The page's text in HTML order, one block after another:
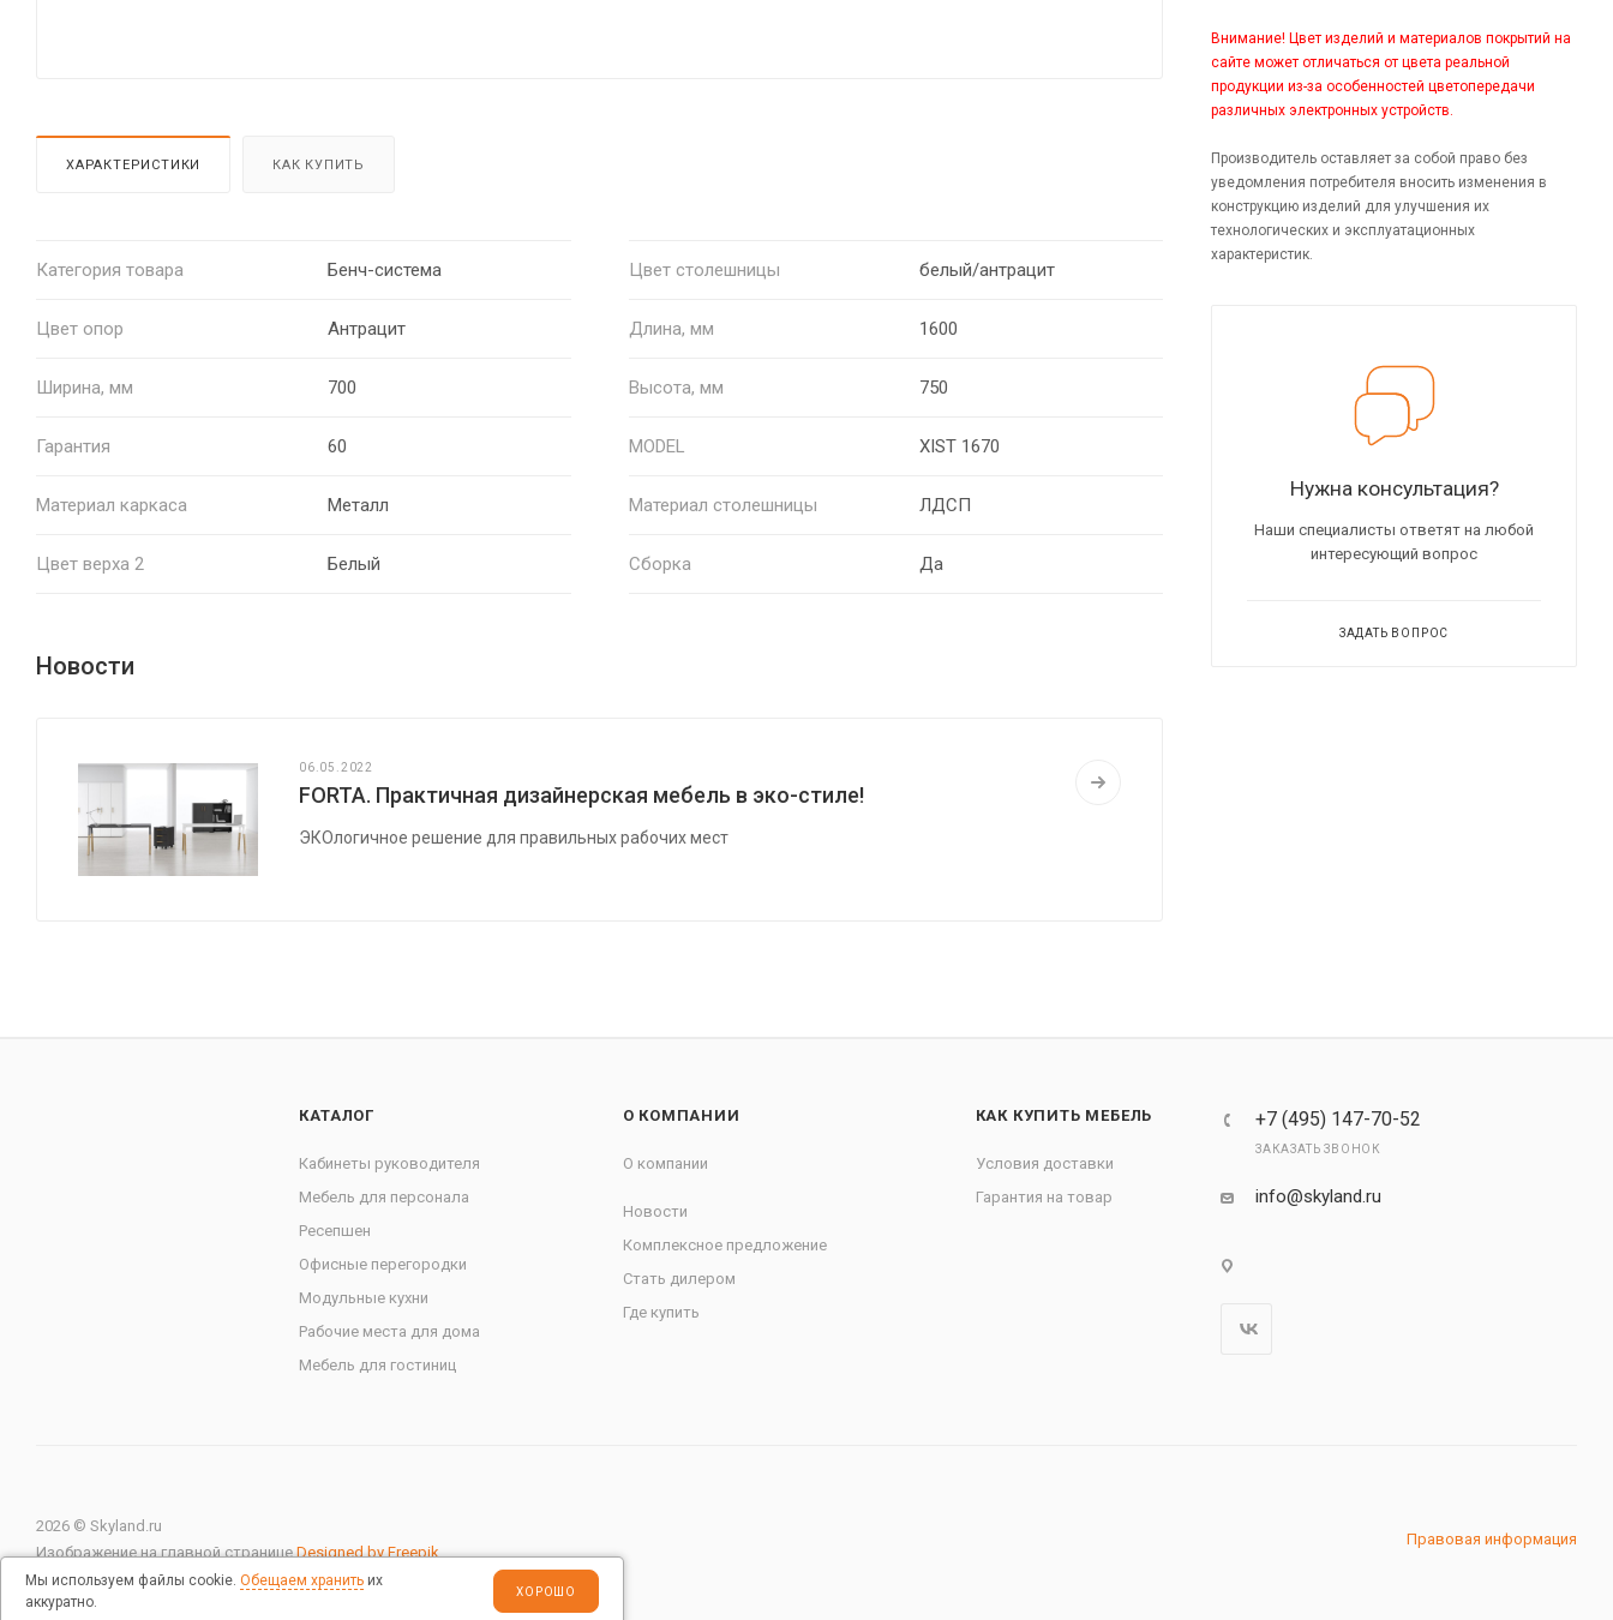
ХАРАКТЕРИСТИКИ КАК КУПИТЬ
Категория товара Бенч-система Цвет столешницы белый/антрацит
Цвет опор Антрацит Длина, мм 1600
Ширина, мм 700 Высота, мм 750
Гарантия 60 MODEL XIST 1670
Материал каркаса Металл Материал столешницы ЛДСП
Цвет верха 2 Белый Сборка Да
Новости
06.05.2022
FORTA. Практичная дизайнерская мебель в эко-стиле!
ЭКОлогичное решение для правильных рабочих мест
Внимание! Цвет изделий и материалов покрытий на
сайте может отличаться от цвета реальной
продукции из-за особенностей цветопередачи
различных электронных устройств.
Производитель оставляет за собой право без
уведомления потребителя вносить изменения в
конструкцию изделий для улучшения их
технологических и эксплуатационных
характеристик.
Нужна консультация?
Наши специалисты ответят на любой
интересующий вопрос
ЗАДАТЬ ВОПРОС
КАТАЛОГ
Кабинеты руководителя
Мебель для персонала
Ресепшен
Офисные перегородки
Модульные кухни
Рабочие места для дома
Мебель для гостиниц
О КОМПАНИИ
О компании
Новости
Комплексное предложение
Стать дилером
Где купить
КАК КУПИТЬ МЕБЕЛЬ
Условия доставки
Гарантия на товар
+7 (495) 147-70-52
ЗАКАЗАТЬ ЗВОНОК
info@skyland.ru
2026 © Skyland.ru
Изображение на главной страницеDesigned by Freepik
Правовая информация
Мы используем файлы cookie. Обещаем хранить их
аккуратно.
ХОРОШО